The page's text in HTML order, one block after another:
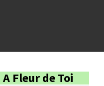
Fleur de Toi